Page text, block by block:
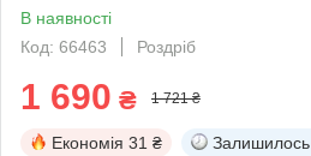
В наявності
Код: 66463
Роздріб
1 690 ₴ 1 721 ₴
Економія 31 ₴ Залишилось